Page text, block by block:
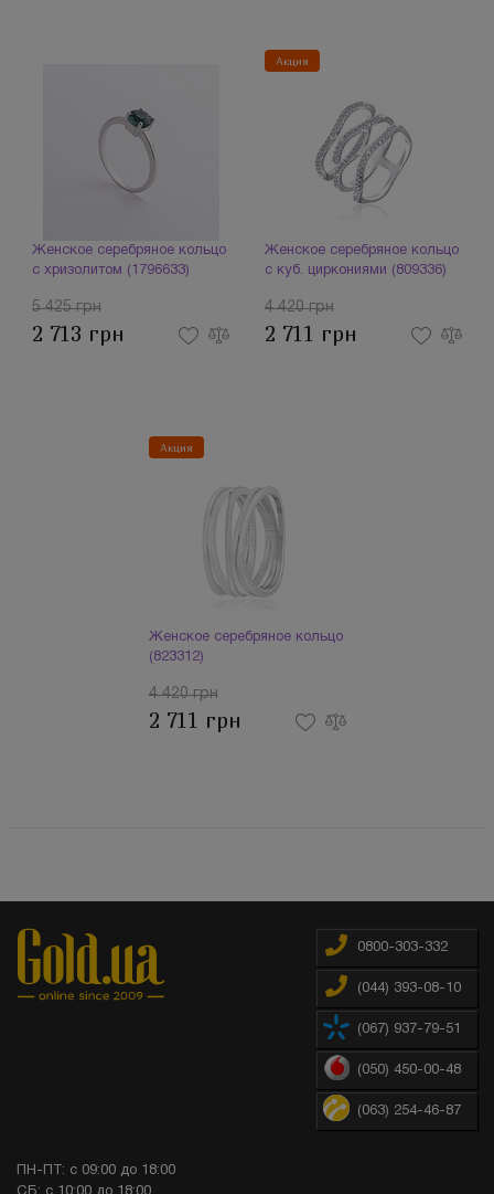
Женское серебряное кольцо
с хризолитом (1796633)
5 425 грн
2 713 грн
Акция
Женское серебряное кольцо
с куб. циркониями (809336)
4 420 грн
2 711 грн
Акция
Женское серебряное кольцо
(823312)
4 420 грн
2 711 грн
0800-303-332
(044) 393-08-10
(067) 937-79-51
(050) 450-00-48
(063) 254-46-87
ПН-ПТ: с 09:00 до 18:00